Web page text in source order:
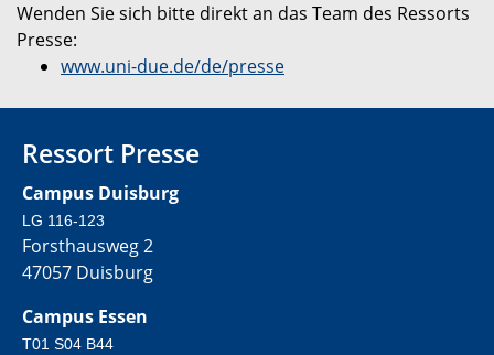
Wenden Sie sich bitte direkt an das Team des Ressorts
Presse:
www.uni-due.de/de/presse
Ressort Presse
Campus Duisburg
LG 116-123
Forsthausweg 2
47057 Duisburg
Campus Essen
T01 S04 B44